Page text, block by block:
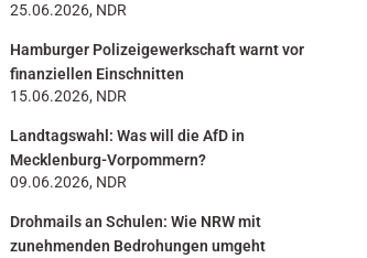
25.06.2026, NDR
Hamburger Polizeigewerkschaft warnt vor
finanziellen Einschnitten
15.06.2026, NDR
Landtagswahl: Was will die AfD in
Mecklenburg-Vorpommern?
09.06.2026, NDR
Drohmails an Schulen: Wie NRW mit
zunehmenden Bedrohungen umgeht